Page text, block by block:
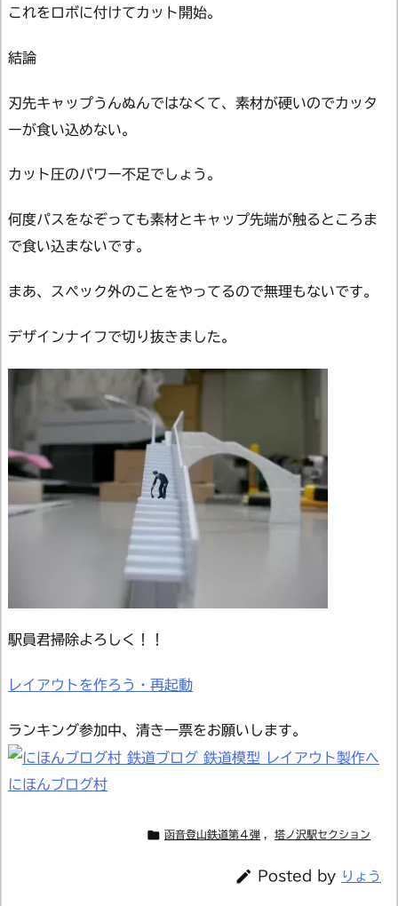
これをロボに付けてカット開始。
結論
刃先キャップうんぬんではなくて、素材が硬いのでカッタ
ーが食い込めない。
カット圧のパワー不足でしょう。
何度パスをなぞっても素材とキャップ先端が触るところま
で食い込まないです。
まあ、スペック外のことをやってるので無理もないです。
デザインナイフで切り抜きました。
駅員君掃除よろしく！！
レイアウトを作ろう・再起動
ランキング参加中、清き一票をお願いします。
にほんブログ村
 函音登山鉄道第４弾 , 塔ノ沢駅セクション
 Posted by りょう